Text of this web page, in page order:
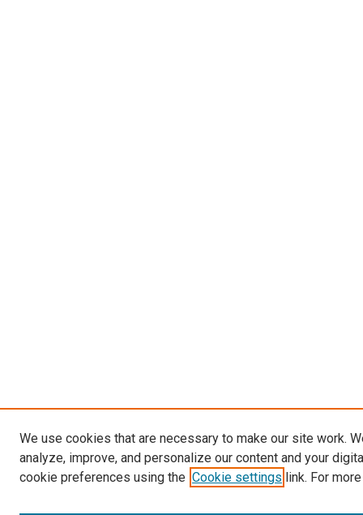
We use cookies that are necessary to make our site work.
analyze, improve, and personalize our content and your
cookie preferences using the Cookie settings link. For